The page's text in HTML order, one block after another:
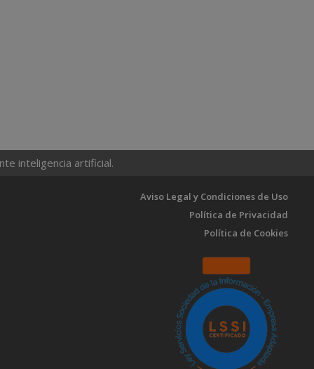
inteligencia artificial.
Aviso Legal y Condiciones de Uso
Política de Privacidad
Política de Cookies